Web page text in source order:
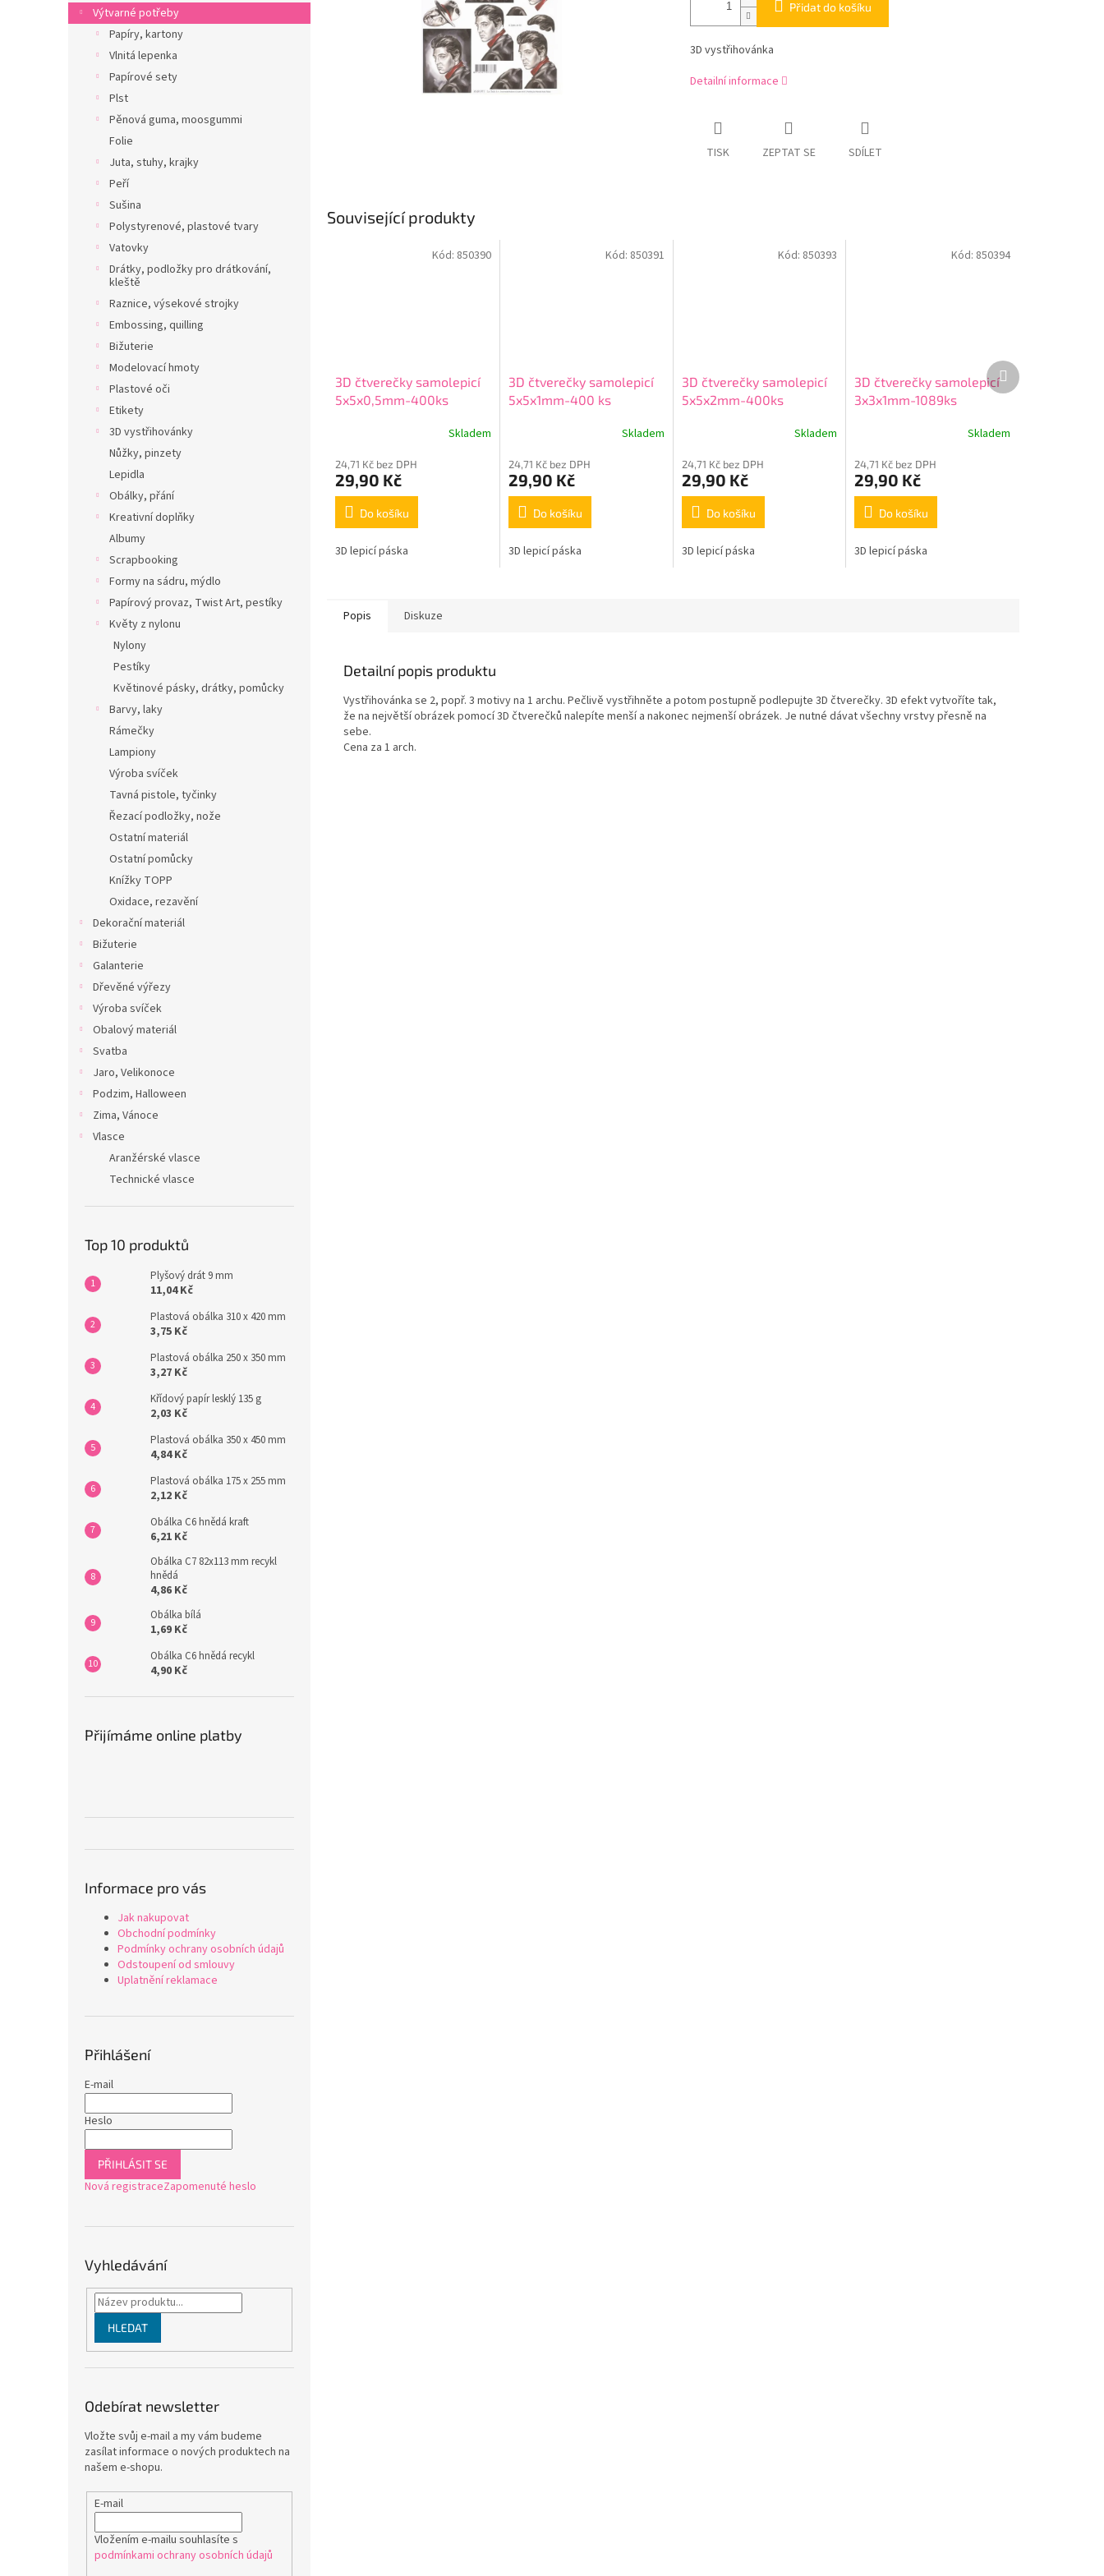
n
e
Výtvarné potřeby
Papíry, kartony
Vlnitá lepenka
Papírové sety
Plst
Pěnová guma, moosgummi
Folie
Juta, stuhy, krajky
Peří
Sušina
Polystyrenové, plastové tvary
Vatovky
Drátky, podložky pro drátkování,
kleště
Raznice, výsekové strojky
Embossing, quilling
Bižuterie
Modelovací hmoty
Plastové oči
Etikety
3D vystřihovánky
Nůžky, pinzety
Lepidla
Obálky, přání
Kreativní doplňky
Albumy
Scrapbooking
Formy na sádru, mýdlo
Papírový provaz, Twist Art, pestíky
Květy z nylonu
Nylony
Pestíky
Květinové pásky, drátky, pomůcky
Barvy, laky
Rámečky
Lampiony
Výroba svíček
Tavná pistole, tyčinky
Řezací podložky, nože
Ostatní materiál
Ostatní pomůcky
Knížky TOPP
Oxidace, rezavění
Dekorační materiál
Bižuterie
Galanterie
Dřevěné výřezy
Výroba svíček
Obalový materiál
Svatba
Jaro, Velikonoce
Podzim, Halloween
Zima, Vánoce
Vlasce
Aranžérské vlasce
Technické vlasce
Top 10 produktů
Plyšový drát 9 mm
11,04 Kč
Plastová obálka 310 x 420 mm
3,75 Kč
Plastová obálka 250 x 350 mm
3,27 Kč
Křídový papír lesklý 135 g
2,03 Kč
Plastová obálka 350 x 450 mm
4,84 Kč
Plastová obálka 175 x 255 mm
2,12 Kč
Obálka C6 hnědá kraft
6,21 Kč
Obálka C7 82x113 mm recykl
hnědá
4,86 Kč
Obálka bílá
1,69 Kč
Obálka C6 hnědá recykl
4,90 Kč
Přijímáme online platby
Informace pro vás
Jak nakupovat
Obchodní podmínky
Podmínky ochrany osobních údajů
Odstoupení od smlouvy
Uplatnění reklamace
Přihlášení
E-mail
Heslo
PŘIHLÁSIT SE
Nová registraceZapomenuté heslo
Vyhledávání
HLEDAT
Odebírat newsletter
Vložte svůj e-mail a my vám budeme
zasílat informace o nových produktech na
našem e-shopu.
E-mail
Vložením e-mailu souhlasíte s
podmínkami ochrany osobních údajů
Přidat do košíku
3D vystřihovánka
Detailní informace
TISK ZEPTAT SE SDÍLET
Související produkty
3D čtverečky samolepicí
5x5x0,5mm-400ks
Skladem
24,71 Kč bez DPH
29,90 Kč
Do košíku
3D lepicí páska
Kód: 850390
3D čtverečky samolepicí
5x5x1mm-400 ks
Skladem
24,71 Kč bez DPH
29,90 Kč
Do košíku
3D lepicí páska
Kód: 850391
3D čtverečky samolepicí
5x5x2mm-400ks
Skladem
24,71 Kč bez DPH
29,90 Kč
Do košíku
3D lepicí páska
Kód: 850393
3D čtverečky samolepicí
3x3x1mm-1089ks
Skladem
24,71 Kč bez DPH
29,90 Kč
Do košíku
3D lepicí páska
Kód: 850394
Další
produkt
Popis Diskuze
Detailní popis produktu
Vystřihovánka se 2, popř. 3 motivy na 1 archu. Pečlivě vystřihněte a potom postupně podlepujte 3D čtverečky. 3D efekt vytvoříte tak,
že na největší obrázek pomocí 3D čtverečků nalepíte menší a nakonec nejmenší obrázek. Je nutné dávat všechny vrstvy přesně na
sebe.
Cena za 1 arch.